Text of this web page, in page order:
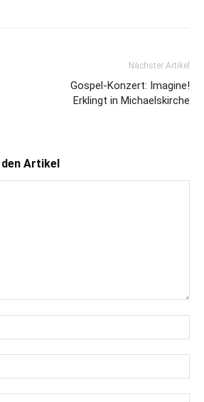
Nächster Artikel
Gospel-Konzert: Imagine!
Erklingt in Michaelskirche
Artikel